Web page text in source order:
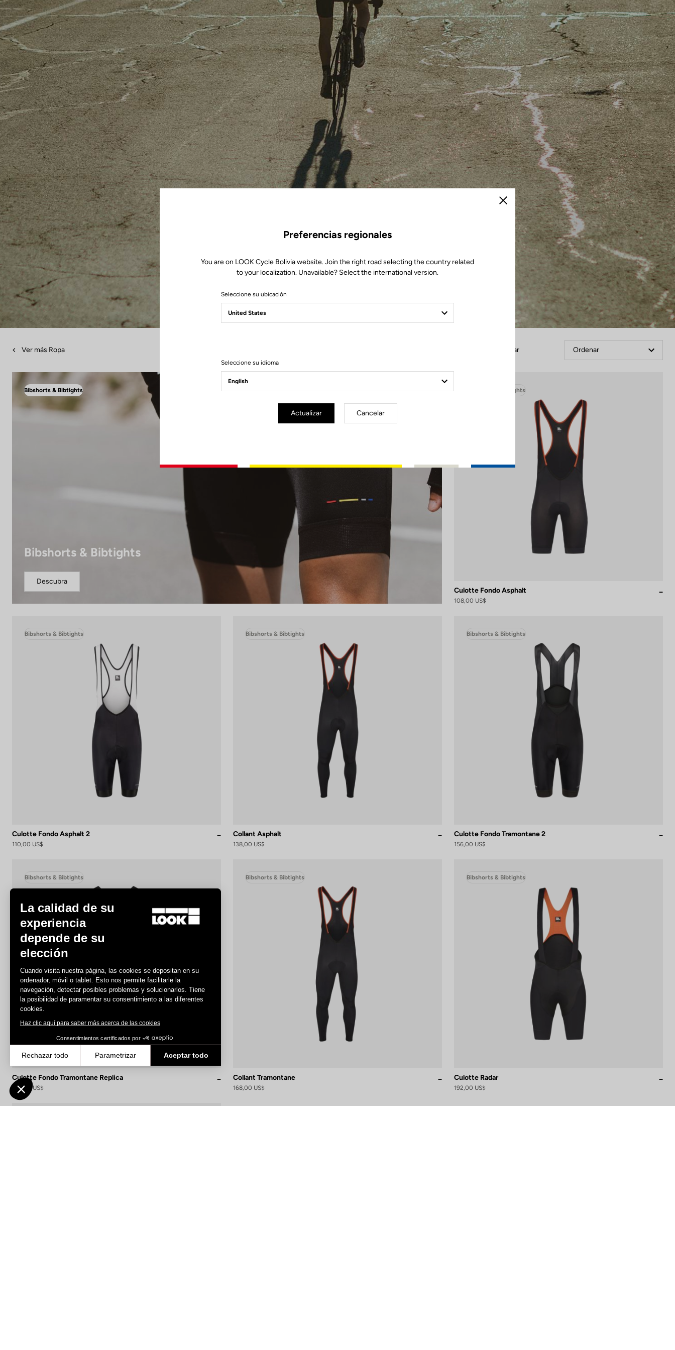
Ver más Ropa Filtrar Ordenar
Bibshorts & Bibtights
Bibshorts & Bibtights
Descubra
Bibshorts & Bibtights
Culotte Fondo Asphalt
108,00 US$
Bibshorts & Bibtights
Culotte Fondo Asphalt 2
110,00 US$
Bibshorts & Bibtights
Collant Asphalt
138,00 US$
Bibshorts & Bibtights
Culotte Fondo Tramontane 2
156,00 US$
Bibshorts & Bibtights
Culotte Fondo Tramontane Replica
162,00 US$
Bibshorts & Bibtights
Collant Tramontane
168,00 US$
Bibshorts & Bibtights
Culotte Radar
192,00 US$
Cerrar
Preferencias regionales
You are on LOOK Cycle Bolivia website. Join the right road selecting the country related
to your localization. Unavailable? Select the international version.
Seleccione su ubicación
Seleccione su idioma
Actualizar Cancelar
La calidad de su
experiencia
depende de su
elección
Cuando visita nuestra página, las cookies se depositan en su
ordenador, móvil o tablet. Esto nos permite facilitarle la
navegación, detectar posibles problemas y solucionarlos. Tiene
la posibilidad de paramentar su consentimiento a las diferentes
cookies.
Haz clic aquí para saber más acerca de las cookies
Consentimientos certificados por
Rechazar todo Parametrizar
Aceptar todo
Nuestra plataforma te permite personalizar y gestionar tus ajustes de privacidad, garantizando el cumplimiento de las regulaciones. Personaliza tus preferencias para controlar cómo se maneja tu información.